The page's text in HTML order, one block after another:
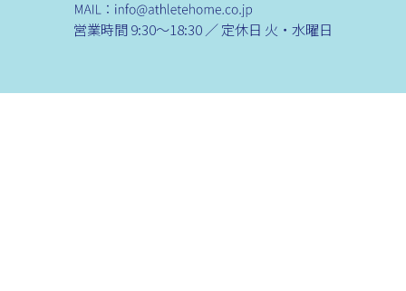
営業時間 9:30～18:30 ／ 定休日 火・水曜日